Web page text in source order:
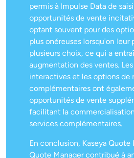
permis à Impulse Data de
opportunités de vente
optant souvent pour des
plus onéreuses lorsqu'on leur
plusieurs choix, ce qui a
augmentation des ventes.
interactives et les options de
complémentaires ont
opportunités de vente
facilitant la
services complémentaires.
En conclusion, Kaseya Quote
Quote Manager contribué à